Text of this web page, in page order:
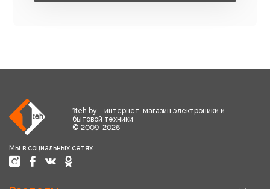
1teh.by - интернет-магазин электроники и
бытовой техники
© 2009-2026
Мы в социальных сетях